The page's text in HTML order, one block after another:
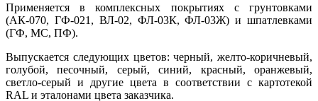
Применяется в комплексных покрытиях с грунтовками
(АК-070, ГФ-021, ВЛ-02, ФЛ-03К, ФЛ-03Ж) и шпатлевками
(ГФ, МС, ПФ).
Выпускается следующих цветов: черный, желто-коричневый,
голубой, песочный, серый, синий, красный, оранжевый,
светло-серый и другие цвета в соответствии с картотекой
RAL и эталонами цвета заказчика.